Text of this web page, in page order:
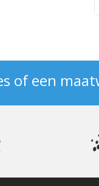
of een